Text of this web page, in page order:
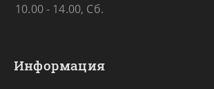
10.00 - 14.00, Сб.
Информация